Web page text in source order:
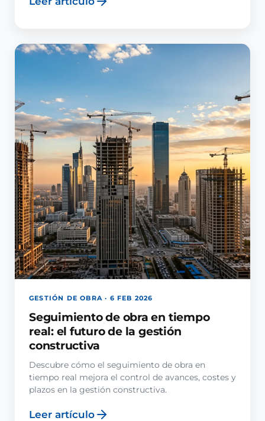
GESTIÓN DE OBRA · 6 FEB 2026
Seguimiento de obra en tiempo
real: el futuro de la gestión
constructiva
Descubre cómo el seguimiento de obra en
tiempo real mejora el control de avances, costes y
plazos en la gestión constructiva.
Leer artículo